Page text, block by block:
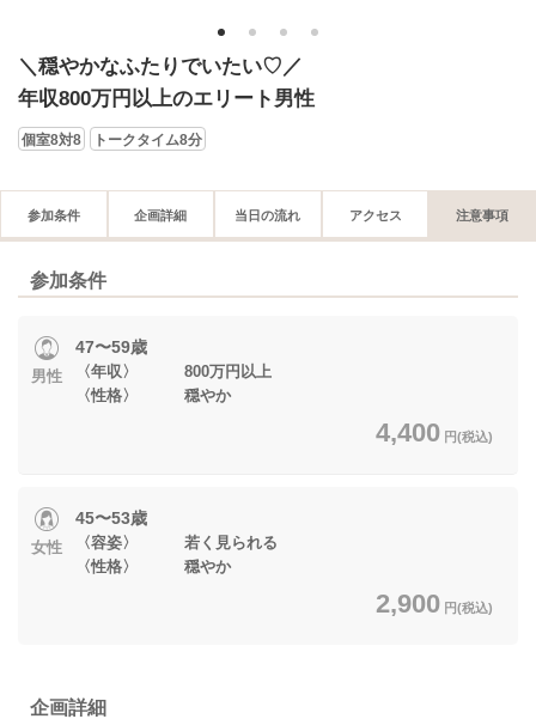
1 2 3 4
＼穏やかなふたりでいたい♡／
年収800万円以上のエリート男性
個室8対8 トークタイム8分
参加条件 企画詳細 当日の流れ アクセス 注意事項
参加条件
男性
47〜59歳
〈年収〉 800万円以上
〈性格〉 穏やか
4,400 円(税込)
女性
45〜53歳
〈容姿〉 若く見られる
〈性格〉 穏やか
2,900 円(税込)
企画詳細